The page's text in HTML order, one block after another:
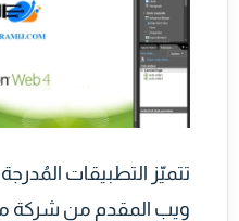
تتميّز التطبيقات
ويب المقدم من شركة